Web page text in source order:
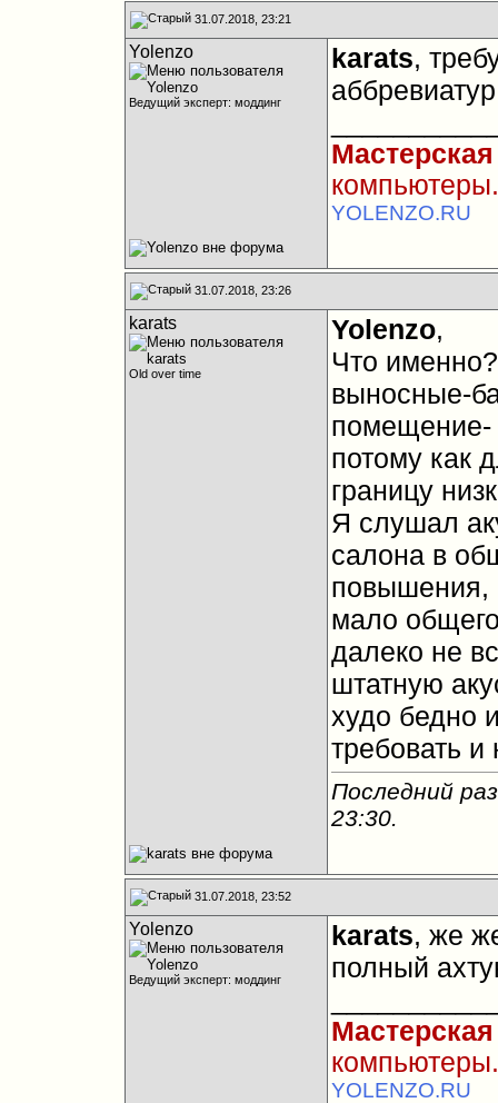
31.07.2018, 23:21
Yolenzo
Ведущий эксперт: моддинг
karats,
YOLENZO.RU
31.07.2018, 23:26
karats
Old over time
Yolenzo,
Что
выносные-
помещение-
потому как
границу
Я слушал
салона в
повышения,
мало
далеко не
штатную
худо бедно
требовать
Последний
23:30.
31.07.2018, 23:52
Yolenzo
Ведущий эксперт: моддинг
karats, же
полный
YOLENZO.RU